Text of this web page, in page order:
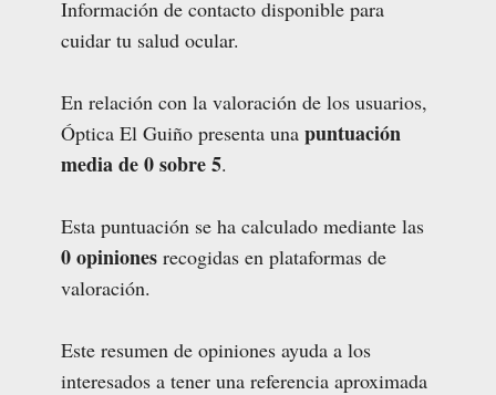
Información de contacto disponible para
cuidar tu salud ocular.
En relación con la valoración de los usuarios,
Óptica El Guiño presenta una puntuación
media de 0 sobre 5.
Esta puntuación se ha calculado mediante las
0 opiniones recogidas en plataformas de
valoración.
Este resumen de opiniones ayuda a los
interesados a tener una referencia aproximada